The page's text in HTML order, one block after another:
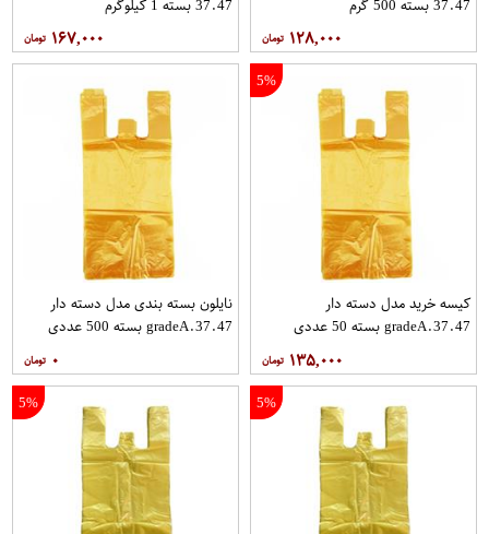
۱۲۸,۰۰۰ ۱۶۷,۰۰۰
5%
کیسه خرید مدل دسته دار
gradeA.37.47 بسته 50 عددی
۱۳۵,۰۰۰
نایلون بسته بندی مدل دسته دار
gradeA.37.47 بسته 500 عددی
۰
5%
5%